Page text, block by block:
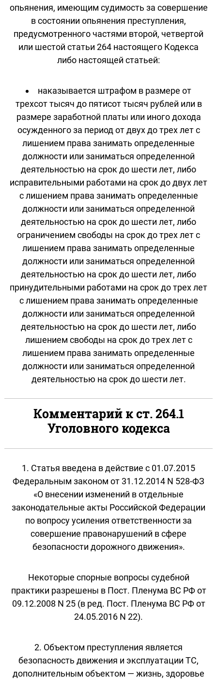
опьянения, имеющим судимость за совершение
в состоянии опьянения преступления,
предусмотренного частями второй, четвертой
или шестой статьи 264 настоящего Кодекса
либо настоящей статьей:
наказывается штрафом в размере от
трехсот тысяч до пятисот тысяч рублей или в
размере заработной платы или иного дохода
осужденного за период от двух до трех лет с
лишением права занимать определенные
должности или заниматься определенной
деятельностью на срок до шести лет, либо
исправительными работами на срок до двух лет
с лишением права занимать определенные
должности или заниматься определенной
деятельностью на срок до шести лет, либо
ограничением свободы на срок до трех лет с
лишением права занимать определенные
должности или заниматься определенной
деятельностью на срок до шести лет, либо
принудительными работами на срок до трех лет
с лишением права занимать определенные
должности или заниматься определенной
деятельностью на срок до шести лет, либо
лишением свободы на срок до трех лет с
лишением права занимать определенные
должности или заниматься определенной
деятельностью на срок до шести лет.
Комментарий к ст. 264.1
Уголовного кодекса
1. Статья введена в действие с 01.07.2015
Федеральным законом от 31.12.2014 N 528-ФЗ
«О внесении изменений в отдельные
законодательные акты Российской Федерации
по вопросу усиления ответственности за
совершение правонарушений в сфере
безопасности дорожного движения».
Некоторые спорные вопросы судебной
практики разрешены в Пост. Пленума ВС РФ от
09.12.2008 N 25 (в ред. Пост. Пленума ВС РФ от
24.05.2016 N 22).
2. Объектом преступления является
безопасность движения и эксплуатации ТС,
дополнительным объектом — жизнь, здоровье